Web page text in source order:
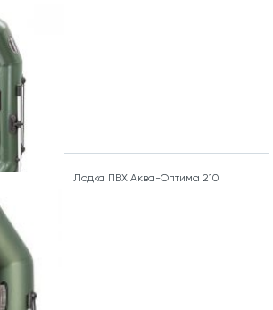
Лодка ПВХ Аква-Оптима 210